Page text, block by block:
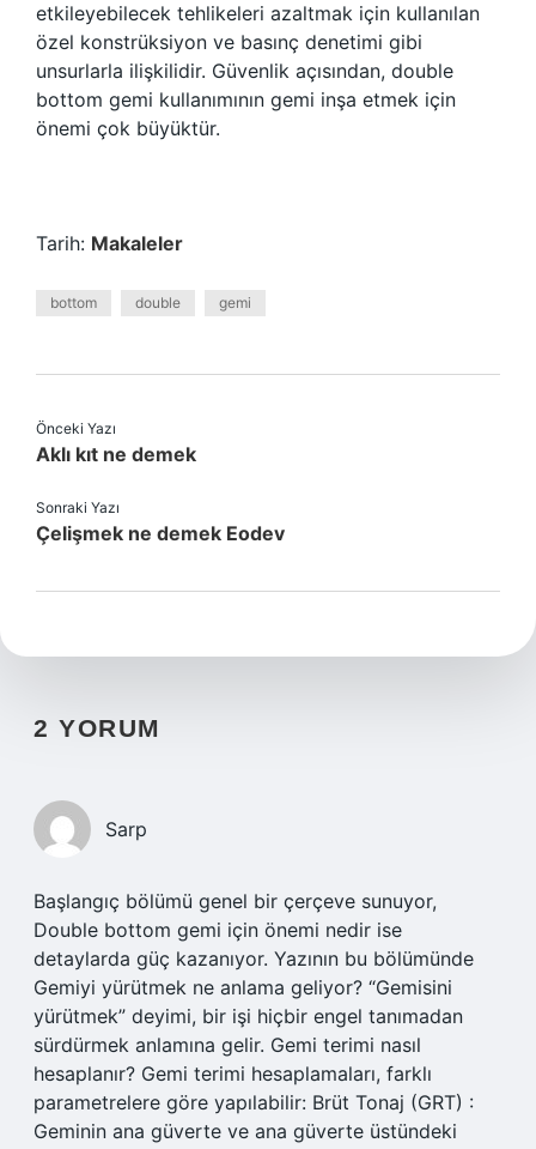
etkileyebilecek tehlikeleri azaltmak için kullanılan
özel konstrüksiyon ve basınç denetimi gibi
unsurlarla ilişkilidir. Güvenlik açısından, double
bottom gemi kullanımının gemi inşa etmek için
önemi çok büyüktür.
Tarih: Makaleler
bottom double gemi
Önceki Yazı
Aklı kıt ne demek
Sonraki Yazı
Çelişmek ne demek Eodev
2 YORUM
Sarp
Başlangıç bölümü genel bir çerçeve sunuyor,
Double bottom gemi için önemi nedir ise
detaylarda güç kazanıyor. Yazının bu bölümünde
Gemiyi yürütmek ne anlama geliyor? “Gemisini
yürütmek” deyimi, bir işi hiçbir engel tanımadan
sürdürmek anlamına gelir. Gemi terimi nasıl
hesaplanır? Gemi terimi hesaplamaları, farklı
parametrelere göre yapılabilir: Brüt Tonaj (GRT) :
Geminin ana güverte ve ana güverte üstündeki